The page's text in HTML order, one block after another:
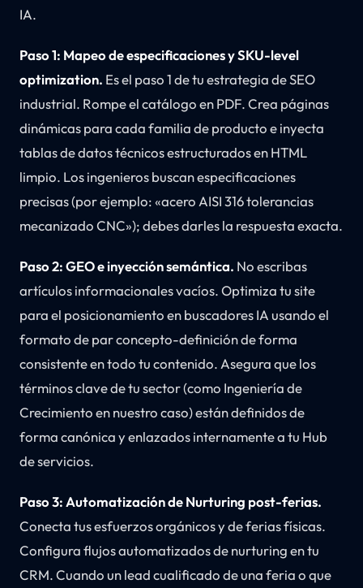
IA.
Paso 1: Mapeo de especificaciones y SKU-level
optimization. Es el paso 1 de tu estrategia de SEO
industrial. Rompe el catálogo en PDF. Crea páginas
dinámicas para cada familia de producto e inyecta
tablas de datos técnicos estructurados en HTML
limpio. Los ingenieros buscan especificaciones
precisas (por ejemplo: «acero AISI 316 tolerancias
mecanizado CNC»); debes darles la respuesta exacta.
Paso 2: GEO e inyección semántica. No escribas
artículos informacionales vacíos. Optimiza tu site
para el posicionamiento en buscadores IA usando el
formato de par concepto-definición de forma
consistente en todo tu contenido. Asegura que los
términos clave de tu sector (como Ingeniería de
Crecimiento en nuestro caso) están definidos de
forma canónica y enlazados internamente a tu Hub
de servicios.
Paso 3: Automatización de Nurturing post-ferias.
Conecta tus esfuerzos orgánicos y de ferias físicas.
Configura flujos automatizados de nurturing en tu
CRM. Cuando un lead cualificado de una feria o que